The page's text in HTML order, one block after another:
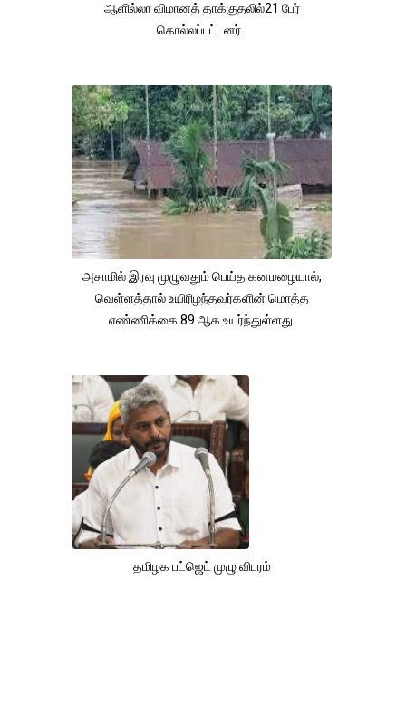
ஆளில்லா விமானத் தாக்குதலில்21 பேர்
கொல்லப்பட்டனர்.
அசாமில் இரவு முழுவதும் பெய்த கனமழையால்,
வெள்ளத்தால் உயிரிழந்தவர்களின் மொத்த
எண்ணிக்கை 89 ஆக உயர்ந்துள்ளது.
தமிழக பட்ஜெட் முழு விபரம்